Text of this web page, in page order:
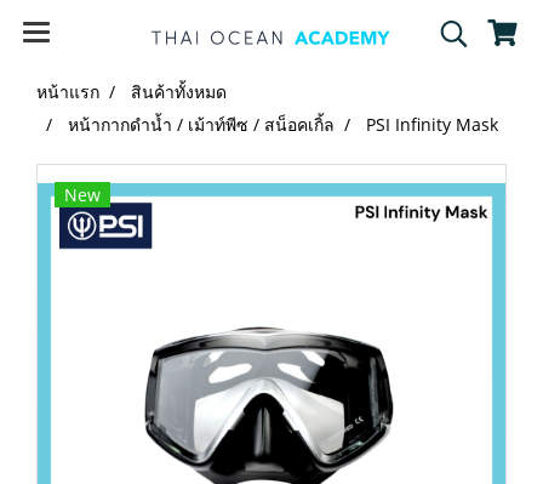
หน้าแรก
สินค้าทั้งหมด
หน้ากากดำน้ำ / เม้าท์พีซ / สน็อคเกิ้ล
PSI Infinity Mask
New